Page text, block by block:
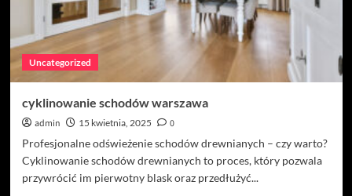
wysokości
Uncategorized
cyklinowanie schodów warszawa
admin 15 kwietnia, 2025
0
Profesjonalne odświeżenie schodów drewnianych – czy warto?
Cyklinowanie schodów drewnianych to proces, który pozwala
przywrócić im pierwotny blask oraz przedłużyć...